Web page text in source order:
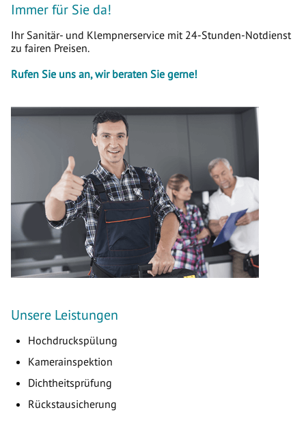
Immer für Sie da!
Ihr Sanitär- und Klempnerservice mit 24-Stunden-Notdienst
zu fairen Preisen.
Rufen Sie uns an, wir beraten Sie gerne!
Unsere Leistungen
Hochdruckspülung
Kamerainspektion
Dichtheitsprüfung
Rückstausicherung